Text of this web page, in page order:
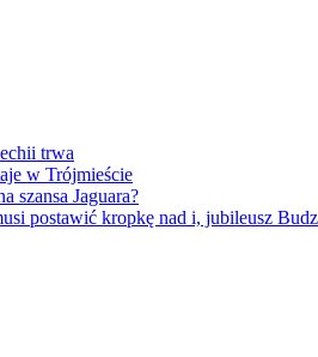
trwa
w Trójmieście
szansa Jaguara?
postawić kropkę nad i, jubileusz